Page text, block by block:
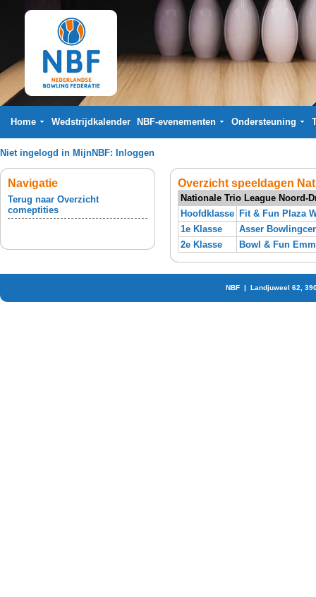
Home Wedstrijdkalender NBF-evenementen Ondersteuning
Niet ingelogd in MijnNBF: Inloggen
Navigatie
Terug naar Overzicht
comeptities
Overzicht speeldagen
Nationale Trio League Noord-
Hoofdklasse Fit & Fun Plaza
1e Klasse
Asser
2e Klasse
Bowl & Fun
NBF | Landjuweel 62,